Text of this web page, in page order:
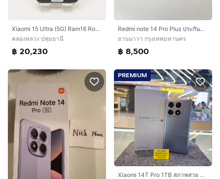
Xiaomi 15 Ultra (5G) Ram16 Rom512 Black ประกันศูนย์ 15/03/2027
คลองหลวง ปทุมธานี
฿ 20,230
Redmi note 14 Pro Plus ประกันศูนย์นาน สภาพสวย สแกนได้ ราคาถูกใจ
ยานนาวา กรุงเทพมหานคร
฿ 8,500
PREMIUM
Xiaomi 14T Pro 1TB สภาพสวย ประกันศูนย์ไทย2เดือนกว่า